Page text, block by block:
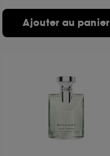
Ajouter au panier